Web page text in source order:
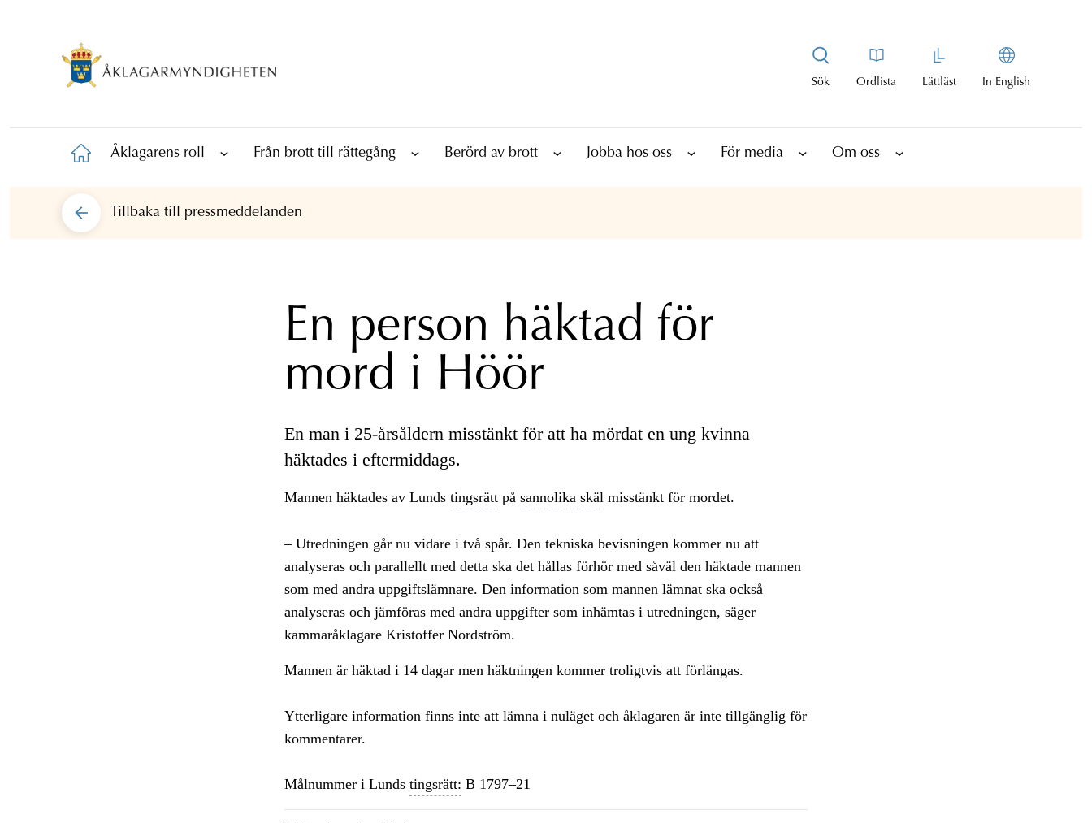
Sök Ordlista Lättläst In English
Åklagarens roll Från brott till rättegång Berörd av brott Jobba hos oss För media Om oss
Tillbaka till pressmeddelanden
En person häktad för
mord i Höör
En man i 25-årsåldern misstänkt för att ha mördat en ung kvinna
häktades i eftermiddags.
Mannen häktades av Lunds tingsrättpå sannolika skäl misstänkt för mordet.
– Utredningen går nu vidare i två spår. Den tekniska bevisningen kommer nu att
analyseras och parallellt med detta ska det hållas förhör med såväl den häktade mannen
som med andra uppgiftslämnare. Den information som mannen lämnat ska också
analyseras och jämföras med andra uppgifter som inhämtas i utredningen, säger
kammaråklagare Kristoffer Nordström.
Mannen är häktad i 14 dagar men häktningen kommer troligtvis att förlängas.
Ytterligare information finns inte att lämna i nuläget och åklagaren är inte tillgänglig för
kommentarer.
Målnummer i Lunds tingsrätt: B 1797–21